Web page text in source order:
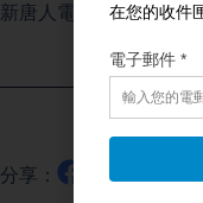
新唐人電視台記者唐莉
分享：